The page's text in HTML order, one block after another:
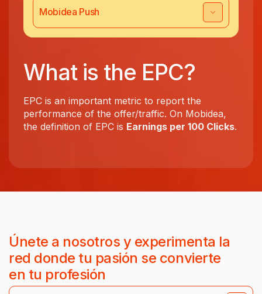
Mobidea Push
What is the EPC?
EPC is an important metric to report the
performance of the offer/traffic. On Mobidea,
the definition of EPC is Earnings per 100 Clicks.
Únete a nosotros y experimenta la
red donde tu pasión se convierte
en tu profesión